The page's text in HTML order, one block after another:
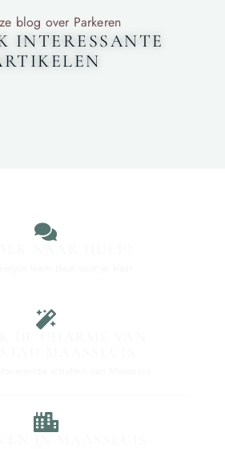
blog over Parkeren
INTERESSANTE